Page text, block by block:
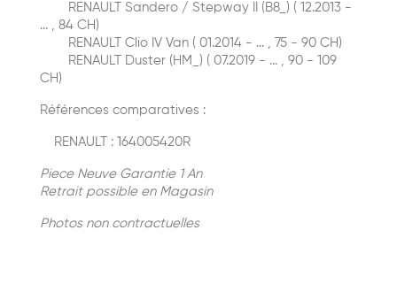
RENAULT Sandero / Stepway II (B8_) ( 12.2013 -
... , 84 CH)
RENAULT Clio IV Van ( 01.2014 - ... , 75 - 90 CH)
RENAULT Duster (HM_) ( 07.2019 - ... , 90 - 109
CH)
Références comparatives :
RENAULT : 164005420R
Piece Neuve Garantie 1 An
Retrait possible en Magasin
Photos non contractuelles